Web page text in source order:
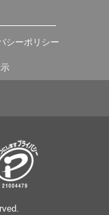
シーポリシー